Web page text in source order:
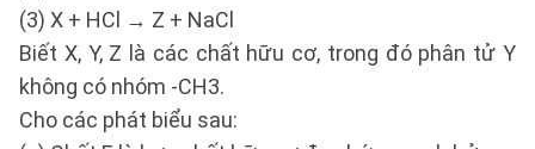
(3) X + HCl → Z + NaCl
Biết X, Y, Z là các chất hữu cơ, trong đó phân tử Y
không có nhóm -CH3.
Cho các phát biểu sau: